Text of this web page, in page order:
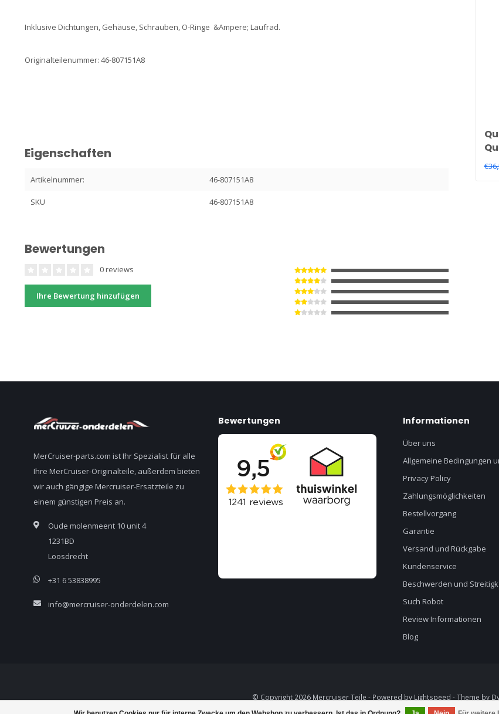
Inklusive Dichtungen, Gehäuse, Schrauben, O-Ringe &Ampere; Laufrad.
Originalteilenummer: 46-807151A8
Eigenschaften
Artikelnummer: 46-807151A8
SKU 46-807151A8
Bewertungen
0 reviews
Ihre Bewertung hinzufügen
MerCruiser-parts.com ist Ihr Spezialist für alle
Ihre MerCruiser-Originalteile, außerdem bieten
wir auch gängige Mercruiser-Ersatzteile zu
einem günstigen Preis an.
Oude molenmeent 10 unit 4
1231BD
Loosdrecht
+31 6 53838995
info@mercruiser-onderdelen.com
Bewertungen Informationen
Über uns
Allgemeine Bedingungen
Privacy Policy
Zahlungsmöglichkeiten
Bestellvorgang
Garantie
Versand und Rückgabe
Kundenservice
Beschwerden und
Such Robot
Review Informationen
Blog
© Copyright 2026 Mercruiser Teile - Powered by Lightspeed - Theme by